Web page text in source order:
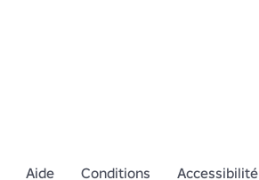
Aide Conditions Accessibilité